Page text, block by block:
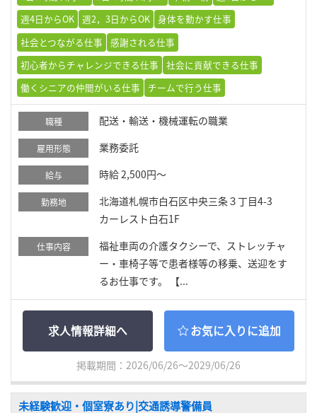
週4日からOK 週2，3日からOK 身体を動かす仕事
社会とつながる仕事
感謝される仕事
初心者からチャレンジできる仕事
社会に貢献できる仕事
働くシニアの仲間がいる仕事
チームで行う仕事
職種 配送・輸送・機械運転の職業
雇用形態 業務委託
給与 時給 2,500円～
勤務地
北海道札幌市白石区中央三条３丁目4-3
カーレスト白石1F
仕事内容
福祉車両の介護タクシーで、ストレッチャ
ー・車椅子等で患者様等の移乗、送迎をす
るお仕事です。 【...
求人情報詳細へ お気に入りに追加
掲載期間：2026/06/26～2029/06/26
未経験歓迎・個室寮あり|交通誘導警備員